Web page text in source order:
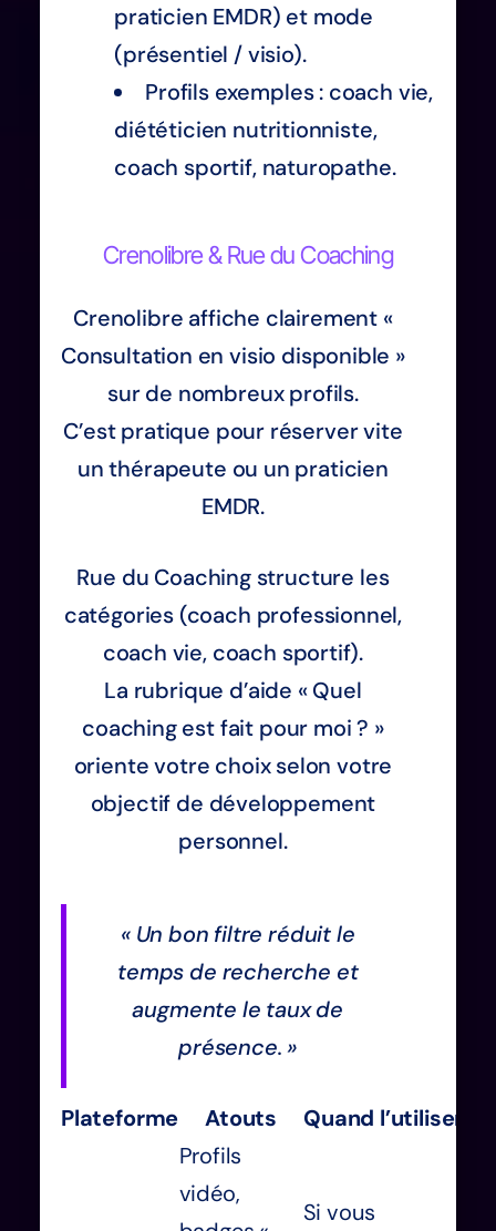
praticien EMDR) et mode
(présentiel / visio).
Profils exemples : coach vie,
diététicien nutritionniste,
coach sportif, naturopathe.
Crenolibre & Rue du Coaching
Crenolibre affiche clairement «
Consultation en visio disponible »
sur de nombreux profils.
C’est pratique pour réserver vite
un thérapeute ou un praticien
EMDR.
Rue du Coaching structure les
catégories (coach professionnel,
coach vie, coach sportif).
La rubrique d’aide « Quel
coaching est fait pour moi ? »
oriente votre choix selon votre
objectif de développement
personnel.
« Un bon filtre réduit le
temps de recherche et
augmente le taux de
présence. »
Plateforme Atouts
Quand l’utiliser
Profils
vidéo,
Si vous